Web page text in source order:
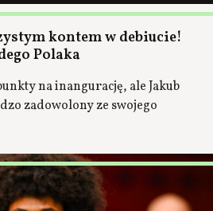
kontem w debiucie!
Polaka
na inangurację, ale Jakub
zadowolony ze swojego